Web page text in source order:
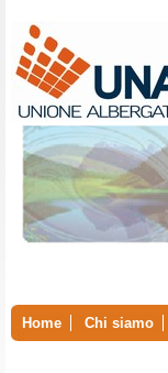
Home Chi siamo